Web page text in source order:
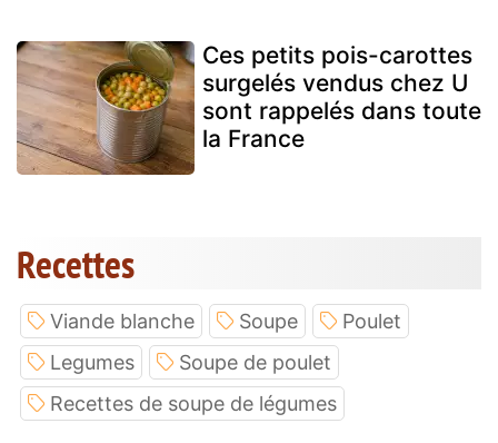
Ces petits pois-carottes
surgelés vendus chez U
sont rappelés dans toute
la France
Recettes
Viande blanche Soupe
Poulet
Legumes
Soupe de poulet
Recettes de soupe de légumes